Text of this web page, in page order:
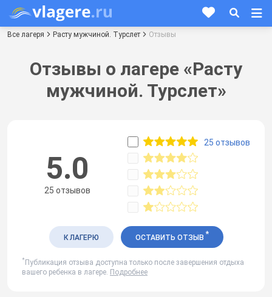
Все лагеря Расту мужчиной. Турслет Отзывы
Отзывы о лагере «Расту
мужчиной. Турслет»
5.0
25 отзывов
25 отзывов
К ЛАГЕРЮ ОСТАВИТЬ ОТЗЫВ *
* Публикация отзыва доступна только после завершения отдыха
вашего ребенка в лагере. Подробнее